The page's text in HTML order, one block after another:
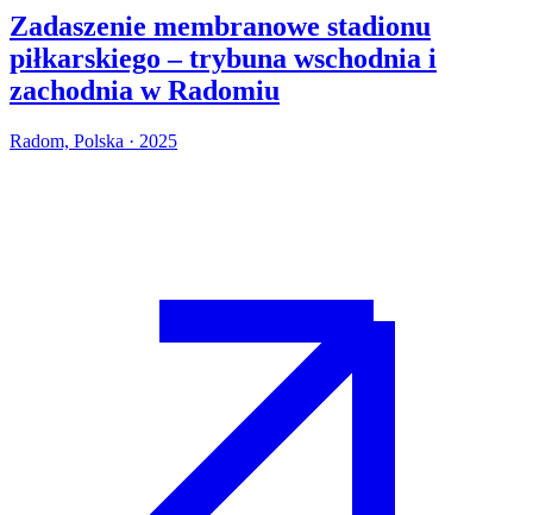
Zadaszenie membranowe stadionu
piłkarskiego – trybuna wschodnia i
zachodnia w Radomiu
Radom, Polska · 2025